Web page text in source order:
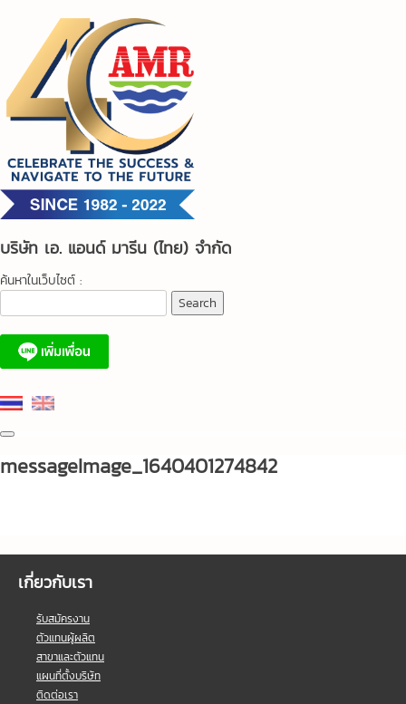
content
บริษัท เอ. แอนด์ มารีน (ไทย) จำกัด
ค้นหาในเว็บไซต์ :
messageImage_1640401274842
เกี่ยวกับเรา
รับสมัครงาน
ตัวแทนผู้ผลิต
สาขาและตัวแทน
แผนที่ตั้งบริษัท
ติดต่อเรา